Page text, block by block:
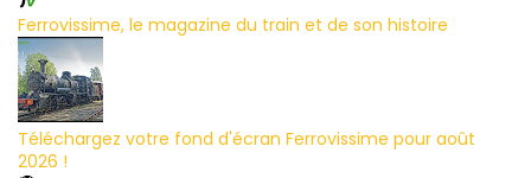
Ferrovissime, le magazine du train et de son histoire
Téléchargez votre fond d'écran Ferrovissime pour août
2026 !